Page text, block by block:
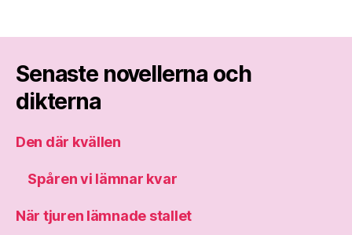
Senaste novellerna och
dikterna
Den där kvällen
Spåren vi lämnar kvar
När tjuren lämnade stallet